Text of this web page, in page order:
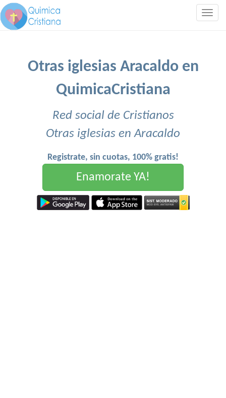
Otras iglesias Aracaldo en
QuimicaCristiana
Red social de Cristianos
Otras iglesias en Aracaldo
Registrate, sin cuotas, 100% gratis!
Enamorate YA!